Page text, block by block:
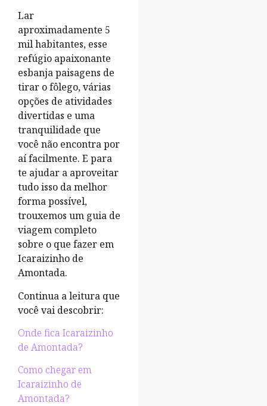
Lar
aproximadamente 5
mil habitantes, esse
refúgio apaixonante
esbanja paisagens de
tirar o fôlego, várias
opções de atividades
divertidas e uma
tranquilidade que
você não encontra por
aí facilmente. E para
te ajudar a aproveitar
tudo isso da melhor
forma possível,
trouxemos um guia de
viagem completo
sobre o que fazer em
Icaraizinho de
Amontada.
Continua a leitura que
você vai descobrir:
Onde fica Icaraizinho
de Amontada?
Como chegar em
Icaraizinho de
Amontada?